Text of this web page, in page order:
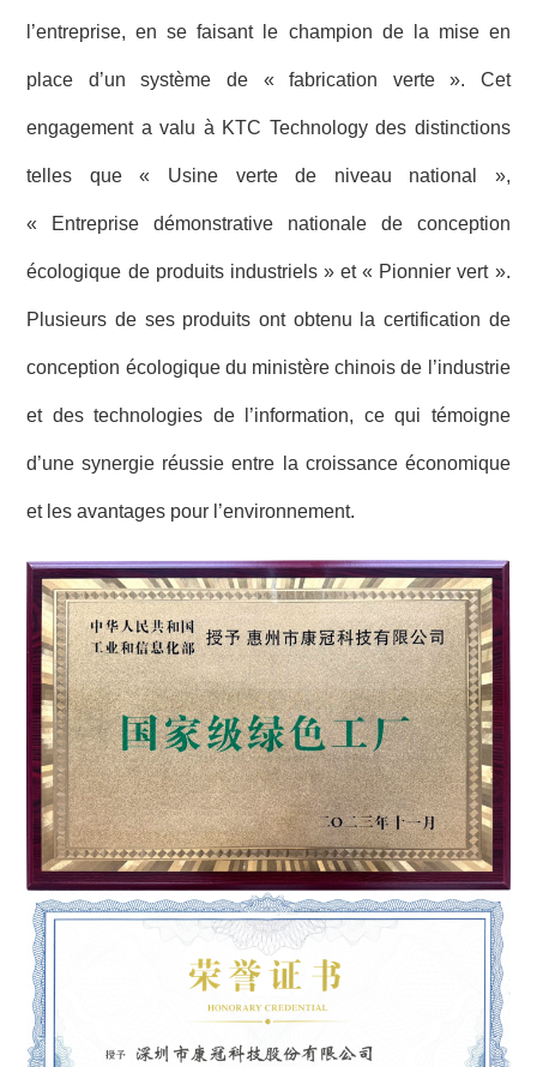
l’entreprise, en se faisant le champion de la mise en
place d’un système de « fabrication verte ». Cet
engagement a valu à KTC Technology des distinctions
telles que « Usine verte de niveau national »,
« Entreprise démonstrative nationale de conception
écologique de produits industriels » et « Pionnier vert ».
Plusieurs de ses produits ont obtenu la certification de
conception écologique du ministère chinois de l’industrie
et des technologies de l’information, ce qui témoigne
d’une synergie réussie entre la croissance économique
et les avantages pour l’environnement.